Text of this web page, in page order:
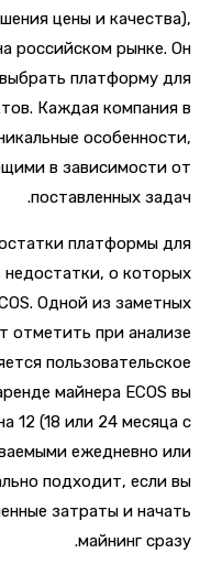
цены и
на российском
выбрать
Каждая
уникальные
в
поставленных
недостатки
недостатки, о
ECOS. Одной из
отметить при
является
аренде майнера
на 12 (18 или 24
идеально подходит,
затраты и
майнинг